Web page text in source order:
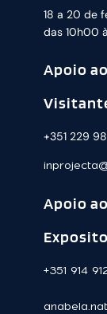
18 a 20 de
das 10h00
Apoio ao
+351 229
Apoio ao
+351 914